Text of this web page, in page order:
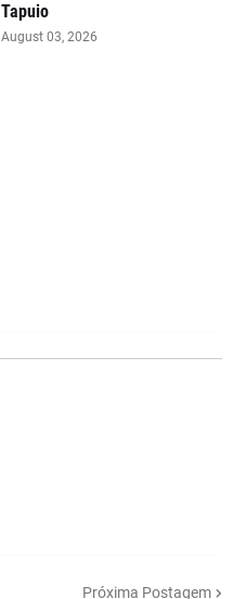
Tapuio
August 03, 2026
Próxima Postagem